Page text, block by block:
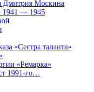
Дмитрия Москина
1941 — 1945
«Сестра таланта»
«Ремарка»
1991-го…